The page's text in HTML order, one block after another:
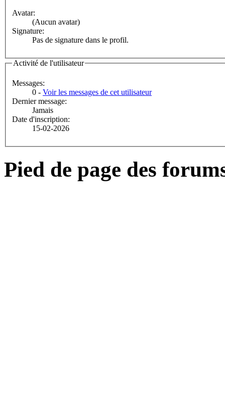
Avatar:
(Aucun avatar)
Signature:
Pas de signature dans le profil.
Activité de l'utilisateur
Messages:
0 - Voir les messages de cet utilisateur
Dernier message:
Jamais
Date d'inscription:
15-02-2026
Pied de page des